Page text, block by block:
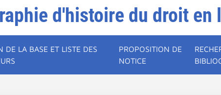
d'histoire du droit en
DE LA BASE ET LISTE DES
PROPOSITION DE
NOTICE